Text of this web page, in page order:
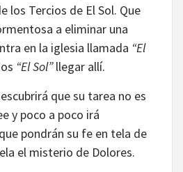
los Tercios de El Sol. Que
a eliminar una
en la iglesia llamada “El
“El Sol”llegar allí.
que su tarea no es
y poco a poco irá
pondrán su fe en tela de
el misterio de Dolores.